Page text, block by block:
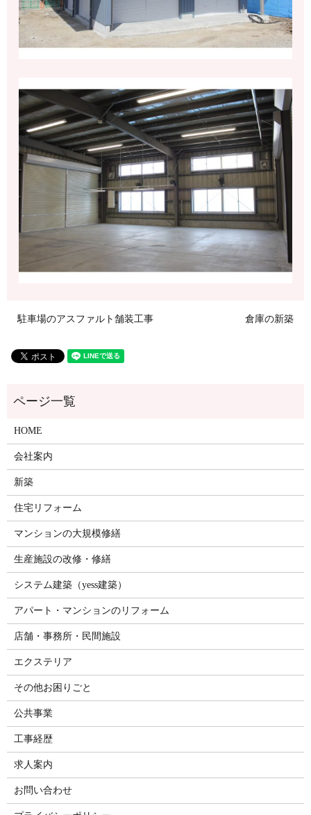
駐車場のアスファルト舗装工事 倉庫の新築
HOME
会社案内
新築
住宅リフォーム
マンションの大規模修繕
生産施設の改修・修繕
システム建築（yess建築）
アパート・マンションのリフォーム
店舗・事務所・民間施設
エクステリア
その他お困りごと
公共事業
工事経歴
求人案内
お問い合わせ